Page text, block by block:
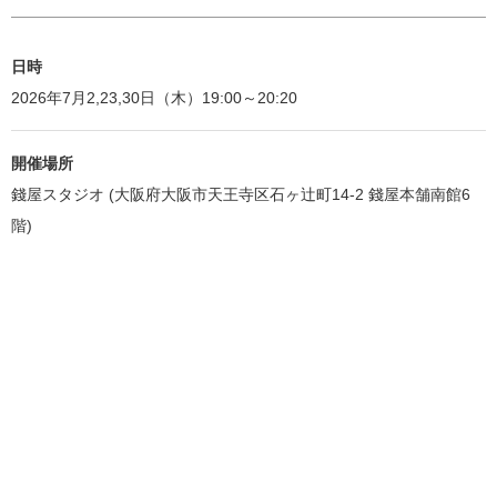
日時
2026年7月2,23,30日（木）19:00～20:20
開催場所
錢屋スタジオ (大阪府大阪市天王寺区石ヶ辻町14-2 錢屋本舗南館6
階)